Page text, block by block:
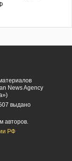
News Agency
выдано
авторов.
РФ